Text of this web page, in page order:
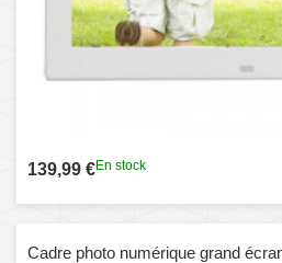
139,99 €En stock
Cadre photo numérique grand